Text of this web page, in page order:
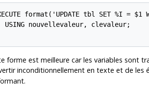
format('UPDATE tbl SET %I =
USING nouvellevaleur, clevaleur;
forme est meilleure car les variables sont
inconditionnellement en texte et de les